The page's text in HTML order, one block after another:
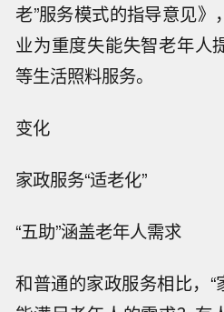
老”服务模式的指导意见
业为重度失能失智老年人
等生活照料服务。
变化
家政服务“适老化”
“五助”涵盖老年人需求
和普通的家政服务相比，“